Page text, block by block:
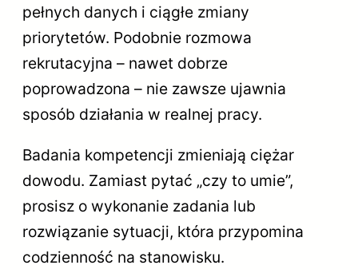
pełnych danych i ciągłe zmiany
priorytetów. Podobnie rozmowa
rekrutacyjna – nawet dobrze
poprowadzona – nie zawsze ujawnia
sposób działania w realnej pracy.
Badania kompetencji zmieniają ciężar
dowodu. Zamiast pytać „czy to umie”,
prosisz o wykonanie zadania lub
rozwiązanie sytuacji, która przypomina
codzienność na stanowisku.